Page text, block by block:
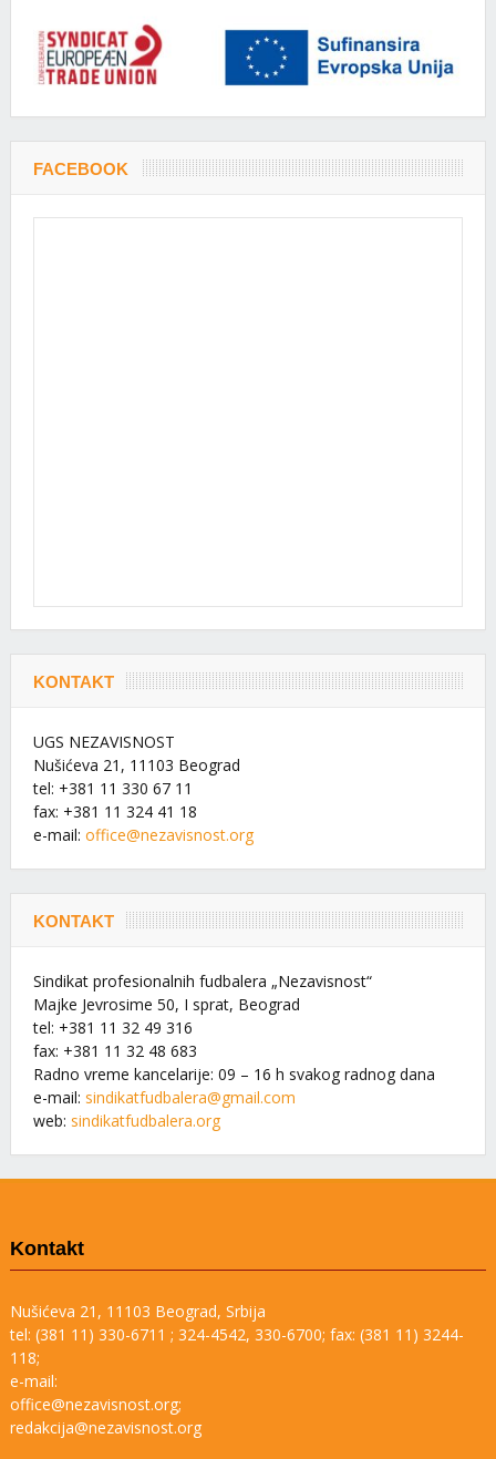
FACEBOOK
KONTAKT
UGS NEZAVISNOST
Nušićeva 21, 11103 Beograd
tel: +381 11 330 67 11
fax: +381 11 324 41 18
e-mail: office@nezavisnost.org
KONTAKT
Sindikat profesionalnih fudbalera „Nezavisnost“
Majke Jevrosime 50, I sprat, Beograd
tel: +381 11 32 49 316
fax: +381 11 32 48 683
Radno vreme kancelarije: 09 – 16 h svakog radnog dana
e-mail: sindikatfudbalera@gmail.com
web: sindikatfudbalera.org
Kontakt
Nušićeva 21, 11103 Beograd, Srbija
tel: (381 11) 330-6711 ; 324-4542, 330-6700; fax: (381 11) 3244-
118;
e-mail:
office@nezavisnost.org;
redakcija@nezavisnost.org